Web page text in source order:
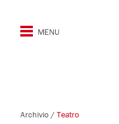
Archivio / Teatro